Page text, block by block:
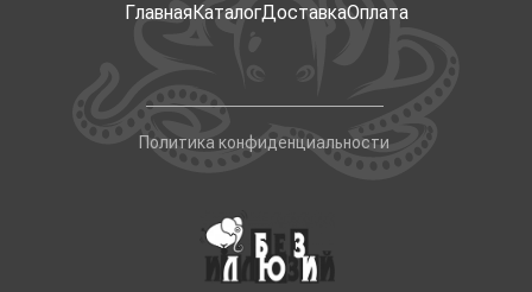
ГлавнаяКаталогДоставкаОплата
Политика конфиденциальности